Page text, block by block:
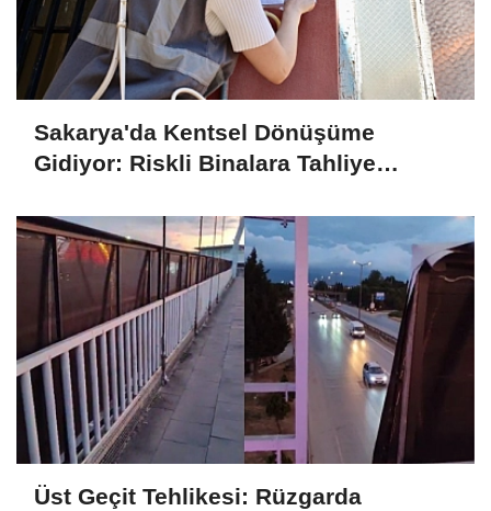
Sakarya'da Kentsel Dönüşüme
Gidiyor: Riskli Binalara Tahliye
Üst Geçit Tehlikesi: Rüzgarda